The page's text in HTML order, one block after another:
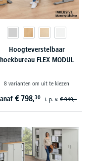
Hoogteverstelbaar
hoekbureau FLEX MODUL
8 varianten om uit te kiezen
€ 798,30 i. p. v. € 949,-